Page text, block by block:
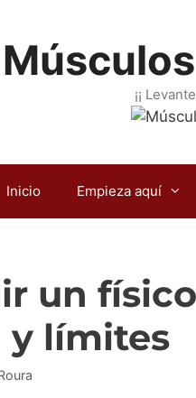
¡¡
Inicio Empieza aquí
un
y límites